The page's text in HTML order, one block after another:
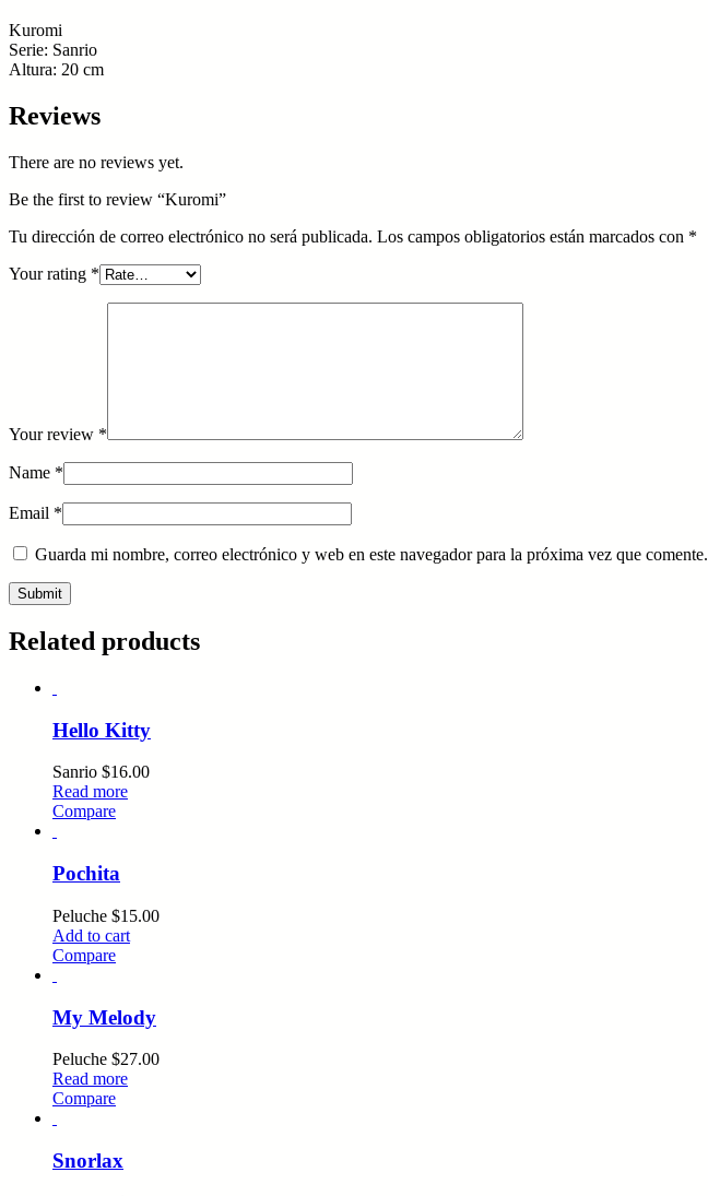
Kuromi
Serie: Sanrio
Altura: 20 cm
Reviews
There are no reviews yet.
Be the first to review “Kuromi”
Tu dirección de correo electrónico no será publicada. Los campos obligatorios están marcados con *
Your rating *
Your review *
Name *
Email *
Guarda mi nombre, correo electrónico y web en este navegador para la próxima vez que comente.
Related products
Hello Kitty
Sanrio $16.00
Read more
Compare
Pochita
Peluche $15.00
Add to cart
Compare
My Melody
Peluche $27.00
Read more
Compare
Snorlax